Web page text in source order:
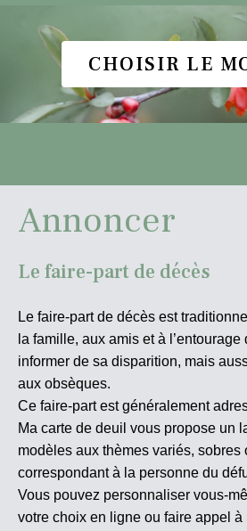
CHOISIR LE
Annoncer
Le faire-part de décès
Le faire-part de décès est
la famille, aux amis et à
informer de sa disparition, mais
aux obsèques.
Ce faire-part est généralement
Ma carte de deuil vous propose un
modèles aux thèmes variés, sobres
correspondant à la personne du
Vous pouvez personnaliser vous-
votre choix en ligne ou faire appel à